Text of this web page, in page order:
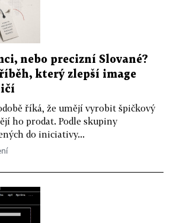
nebo precizní Slované?
který zlepší image
říká, že umějí vyrobit špičkový
ho prodat. Podle skupiny
do iniciativy...